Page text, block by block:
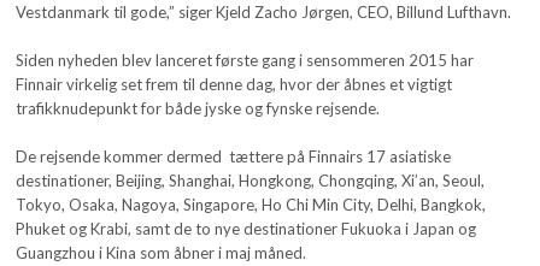
Vestdanmark til gode,” siger Kjeld Zacho Jørgen, CEO, Billund Lufthavn.
Siden nyheden blev lanceret første gang i sensommeren 2015 har
Finnair virkelig set frem til denne dag, hvor der åbnes et vigtigt
trafikknudepunkt for både jyske og fynske rejsende.
De rejsende kommer dermed tættere på Finnairs 17 asiatiske
destinationer, Beijing, Shanghai, Hongkong, Chongqing, Xi’an, Seoul,
Tokyo, Osaka, Nagoya, Singapore, Ho Chi Min City, Delhi, Bangkok,
Phuket og Krabi, samt de to nye destinationer Fukuoka i Japan og
Guangzhou i Kina som åbner i maj måned.